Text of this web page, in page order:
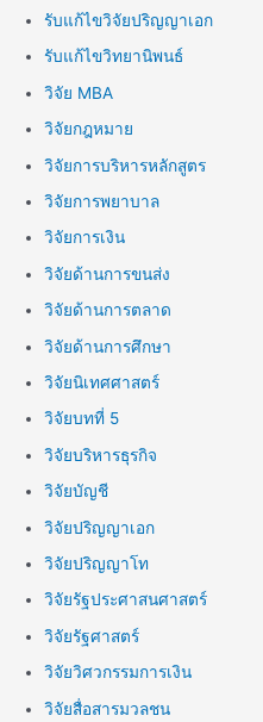
รับแก้ไขวิจัยปริญญาเอก
รับแก้ไขวิทยานิพนธ์
วิจัย MBA
วิจัยกฎหมาย
วิจัยการบริหารหลักสูตร
วิจัยการพยาบาล
วิจัยการเงิน
วิจัยด้านการขนส่ง
วิจัยด้านการตลาด
วิจัยด้านการศึกษา
วิจัยนิเทศศาสตร์
วิจัยบทที่ 5
วิจัยบริหารธุรกิจ
วิจัยบัญชี
วิจัยปริญญาเอก
วิจัยปริญญาโท
วิจัยรัฐประศาสนศาสตร์
วิจัยรัฐศาสตร์
วิจัยวิศวกรรมการเงิน
วิจัยสื่อสารมวลชน